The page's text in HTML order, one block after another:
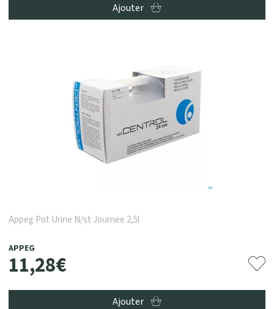
Ajouter
Appeg Pot Urine N/st Journee 2,5l
APPEG
11,28€
Ajouter